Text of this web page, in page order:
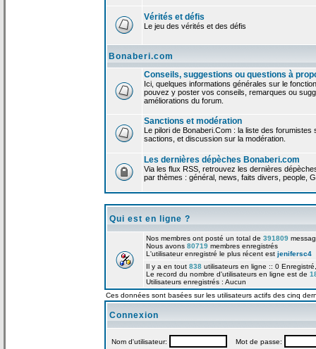
Vérités et défis
Le jeu des vérités et des défis
Bonaberi.com
Conseils, suggestions ou questions à
Ici, quelques informations générales sur le
pouvez y poster vos conseils, remarques ou
améliorations du forum.
Sanctions et modération
Le pilori de Bonaberi.Com : la liste des
sactions, et discussion sur la modération.
Les dernières dépèches Bonaberi.com
Via les flux RSS, retrouvez les dernières
par thèmes : général, news, faits divers, people,
Qui est en ligne ?
Nos membres ont posté un total de 391809
Nous avons 80719 membres enregistrés
L'utilisateur enregistré le plus récent est jenifersc4
Il y a en tout 838 utilisateurs en ligne :: 0
Le record du nombre d'utilisateurs en ligne est de
Utilisateurs enregistrés : Aucun
Ces données sont basées sur les utilisateurs actifs des cinq
Connexion
Nom d'utilisateur: Mot de passe: